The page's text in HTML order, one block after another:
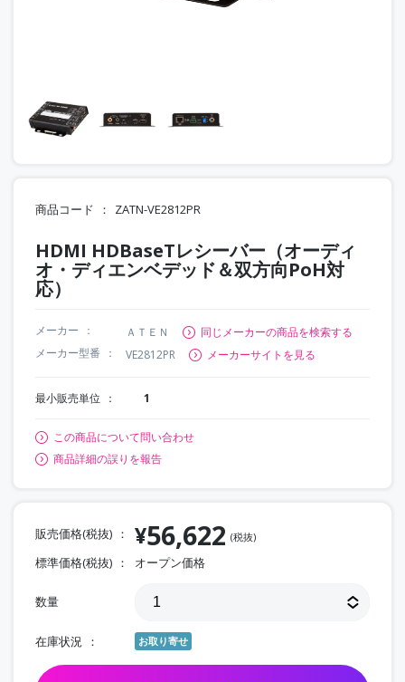
商品コード ZATN-VE2812PR
HDMI HDBaseTレシーバー（オーディ
オ・ディエンベデッド＆双方向PoH対
応）
メーカー ＡＴＥＮ
同じメーカーの商品を検索する
メーカー型番
VE2812PR メーカーサイトを見る
最小販売単位 1
この商品について問い合わせ
商品詳細の誤りを報告
販売価格(税抜) ¥56,622 (税抜)
標準価格(税抜) オープン価格
数量
在庫状況 お取り寄せ